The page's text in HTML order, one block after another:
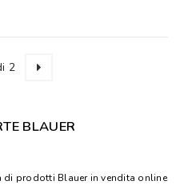
2
BLAUER
di prodotti Blauer in vendita online